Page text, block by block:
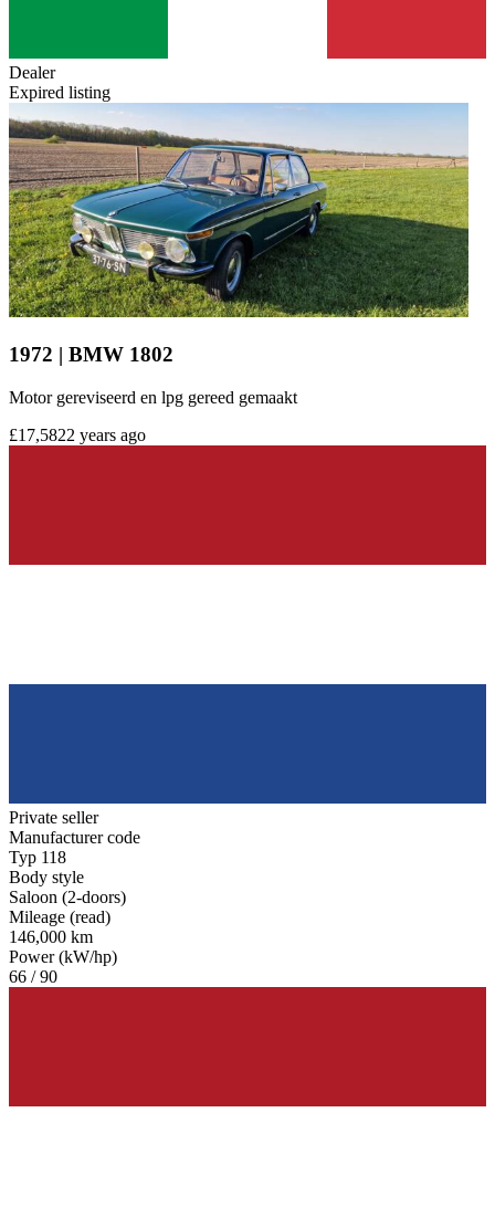
Dealer
Expired listing
1972 | BMW 1802
Motor gereviseerd en lpg gereed gemaakt
£17,5822 years ago
Private seller
Manufacturer code
Typ 118
Body style
Saloon (2-doors)
Mileage (read)
146,000 km
Power (kW/hp)
66 / 90